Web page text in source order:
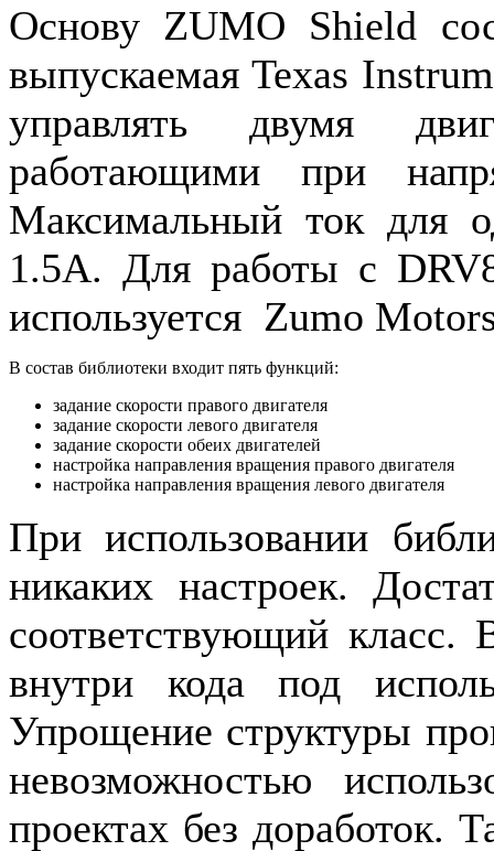
Основу ZUMO Shield
выпускаемая Texas
управлять двумя
работающими при
Максимальный ток для
1.5А. Для работы с DRV
используется Zumo
В состав библиотеки входит пять функций:
задание скорости правого двигателя
задание скорости левого двигателя
задание скорости обеих двигателей
настройка направления вращения правого двигателя
настройка направления вращения левого двигателя
При использовании
никаких настроек.
соответствующий
внутри кода под
Упрощение структуры
невозможностью
проектах без доработок.